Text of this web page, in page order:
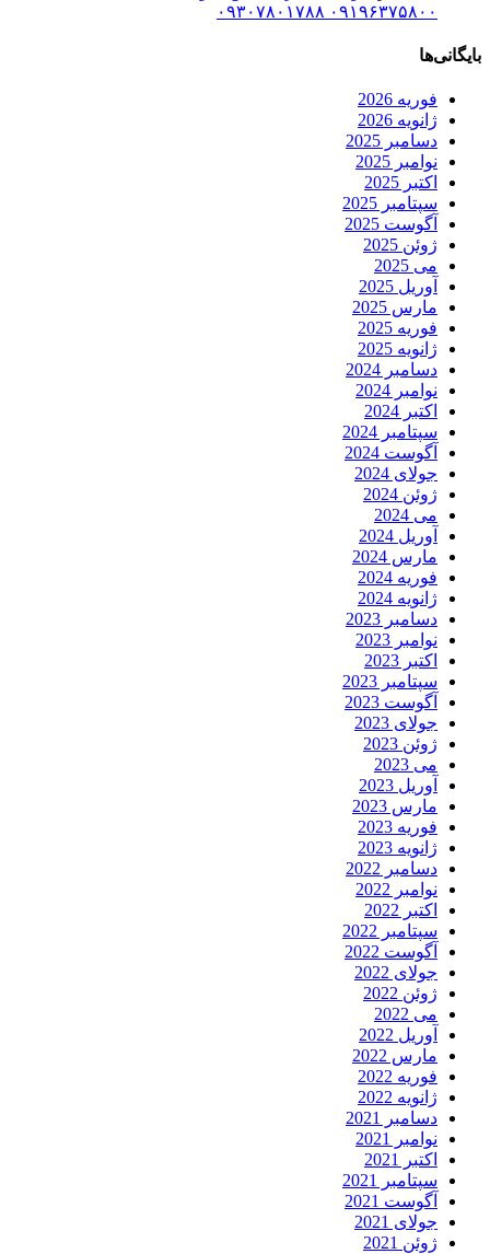
۰۹۱۹۶۳۷۵۸۰۰ ۰۹۳۰۷۸۰۱۷۸۸
بایگانی‌ها
فوریه 2026
ژانویه 2026
دسامبر 2025
نوامبر 2025
اکتبر 2025
سپتامبر 2025
آگوست 2025
ژوئن 2025
می 2025
آوریل 2025
مارس 2025
فوریه 2025
ژانویه 2025
دسامبر 2024
نوامبر 2024
اکتبر 2024
سپتامبر 2024
آگوست 2024
جولای 2024
ژوئن 2024
می 2024
آوریل 2024
مارس 2024
فوریه 2024
ژانویه 2024
دسامبر 2023
نوامبر 2023
اکتبر 2023
سپتامبر 2023
آگوست 2023
جولای 2023
ژوئن 2023
می 2023
آوریل 2023
مارس 2023
فوریه 2023
ژانویه 2023
دسامبر 2022
نوامبر 2022
اکتبر 2022
سپتامبر 2022
آگوست 2022
جولای 2022
ژوئن 2022
می 2022
آوریل 2022
مارس 2022
فوریه 2022
ژانویه 2022
دسامبر 2021
نوامبر 2021
اکتبر 2021
سپتامبر 2021
آگوست 2021
جولای 2021
ژوئن 2021